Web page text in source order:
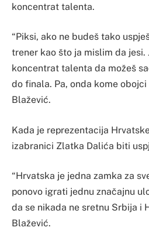
koncentrat talenta.
“Piksi, ako ne budeš tako
trener kao što ja mislim da jesi.
koncentrat talenta da možeš
do finala. Pa, onda kome obojci
Blažević.
Kada je reprezentacija
izabranici Zlatka Dalića biti
“Hrvatska je jedna zamka za
ponovo igrati jednu značajnu
da se nikada ne sretnu Srbija i
Blažević.